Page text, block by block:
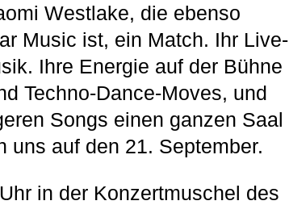
Westlake, die ebenso
Music ist, ein Match. Ihr Live-
Ihre Energie auf der Bühne
Techno-Dance-Moves, und
Songs einen ganzen Saal
uns auf den 21. September.
in der Konzertmuschel des